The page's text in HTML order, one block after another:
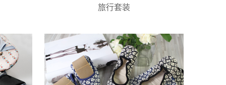
旅行套装